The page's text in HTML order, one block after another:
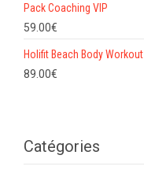
Pack Coaching VIP
59.00€
Holifit Beach Body Workout
89.00€
Catégories